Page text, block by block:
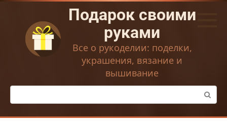
Перейти
контенту
Подарок своими
руками
Все о рукоделии: поделки,
украшения, вязание и
вышивание
Поиск: